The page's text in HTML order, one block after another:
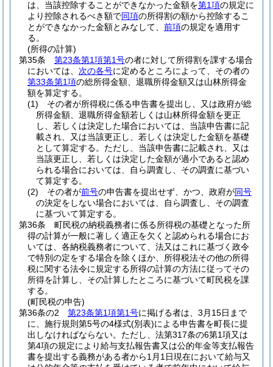
は、当該控除することができなかった金額を第1項の規定に
より控除されるべき額で同項の所得割の額から控除するこ
とができなかった金額とみなして、 前項の規定を適用す
る。
(所得の計算)
第35条
第23条第1項第1号の者に対して所得割を課する場合
においては、 次の各号に定めるところによって、その者の
第33条第1項の総所得金額、退職所得金額又は山林所得金
額を算定する。
(1)
その者が所得税に係る申告書を提出し、又は政府が総
所得金額、退職所得金額若しくは山林所得金額を更正
し、若しくは決定した場合においては、当該申告書に記
載され、又は当該更正し、若しくは決定した金額を基礎
として算定する。 ただし、当該申告書に記載され、又は
当該更正し、若しくは決定した金額が過小であると認め
られる場合においては、自ら調査し、その調査に基づい
て算定する。
(2)
その者が前号の申告書を提出せず、かつ、政府が同号
の決定をしない場合においては、自ら調査し、その調査
に基づいて算定する。
第36条
町民税の納税義務者に係る所得税の基礎となった所
得の計算が一般に著しく適正を欠くと認められる場合にお
いては、各納税義務者について、法又はこれに基づく政令
で特別の定をする場合を除くほか、所得税法その他の所得
税に関する法令に規定する所得の計算の方法に従ってその
所得を計算し、その計算したところに基づいて町民税を課
する。
(町民税の申告)
第36条の2
第23条第1項第1号に掲げる者は、3月15日まで
に、施行規則第5号の4様式(別表)による申告書を町長に提
出しなければならない。 ただし、法第317条の6第1項又は
第4項の規定により給与支払報告書又は公的年金等支払報告
書を提出する義務がある者から1月1日現在において給与又